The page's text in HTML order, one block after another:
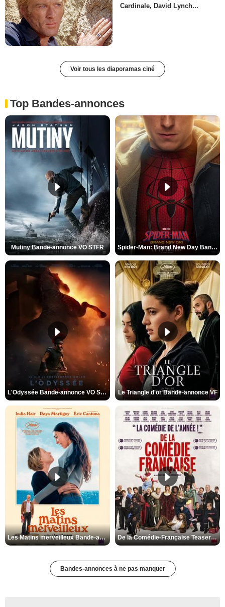
Cardinale, David Lynch...
Voir tous les diaporamas ciné
Top Bandes-annonces
Mutiny Bande-annonce VO STFR Spider-Man: Brand New Day Bande-annonce VO STFR
L'Odyssée Bande-annonce VO STFR Le Triangle d'or Bande-annonce VF
Les Matins merveilleux Bande-annonce VF De la Comédie-Française Teaser VF
Bandes-annonces à ne pas manquer